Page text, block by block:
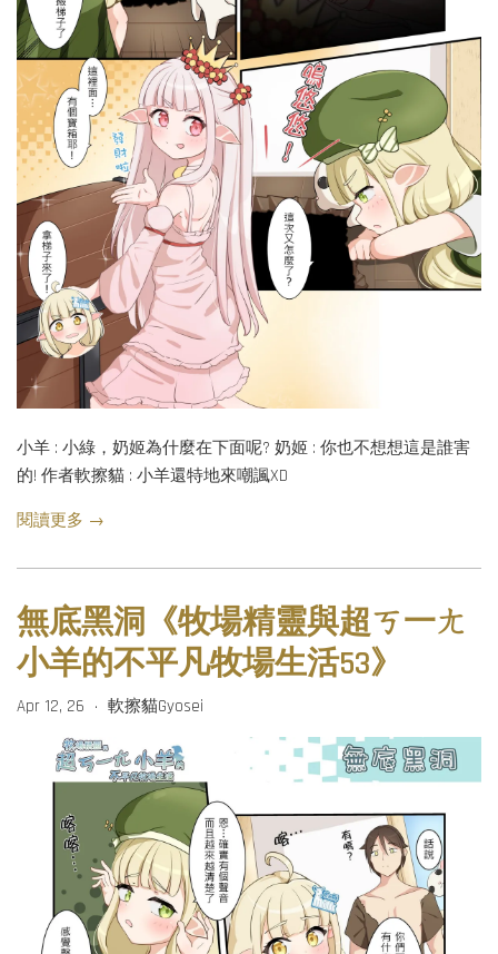
小羊 : 小綠，奶姬為什麼在下面呢? 奶姬 : 你也不想想這是誰害
的! 作者軟擦貓 : 小羊還特地來嘲諷XD
閱讀更多 →
無底黑洞《牧場精靈與超ㄎ一ㄤ
小羊的不平凡牧場生活53》
Apr 12, 26 • 軟擦貓Gyosei